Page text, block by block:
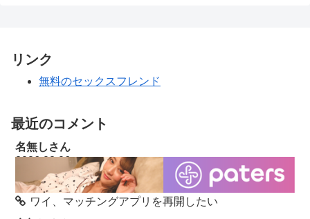
リンク
無料のセックスフレンド
最近のコメント
名無しさん
2026.02.06
たしかにH8fUくんについては分からんでもない
ワイ、マッチングアプリを再開したい